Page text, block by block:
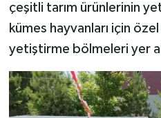
çeşitli tarım ürünlerinin
kümes hayvanları için
yetiştirme bölmeleri yer